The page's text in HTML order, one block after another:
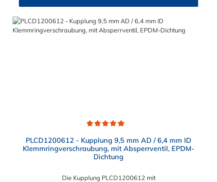
PLCD1200612 - Kupplung 9,5 mm AD / 6,4 mm ID
Klemmringverschraubung, mit Absperrventil, EPDM-
Dichtung
Die Kupplung PLCD1200612 mit